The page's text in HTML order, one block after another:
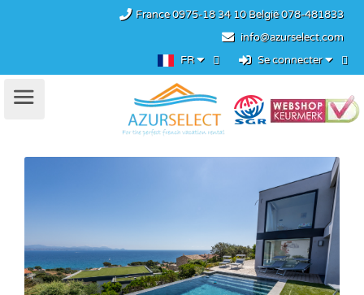
France0975-18 34 10België078-481833
info@azurselect.com
FR
Se connecter